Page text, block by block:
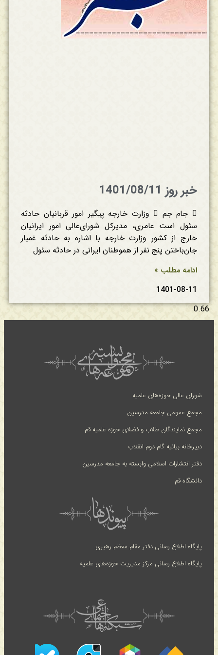
خبر روز 1401/08/11
 جام جم  وزارت خارجه پیگیر امور قربانیان حادثه
سئول است عامری، مدیر‌کل شورای‌عالی امور ایرانیان
خارج از کشور وزارت خارجه با اشاره به حادثه غمبار
جان‌باختن پنج نفر از هموطنان ایرانی در حادثه سئول
ادامه مطلب »
1401-08-11
شورای عالی حوزه‌های علمیه
مجمع عمومی جامعه مدرسین
مجمع نمایندگان طلاب و فضلای حوزه علمیه قم
دبیرخانه بیانیه گام دوم انقلاب
دفتر انتشارات اسلامی وابسته به جامعه مدرسین
دانشگاه قم
پایگاه اطلاع رسانی دفتر مقام معظم رهبری
پایگاه اطلاع رسانی مرکز مدیریت حوزه‌های علمیه